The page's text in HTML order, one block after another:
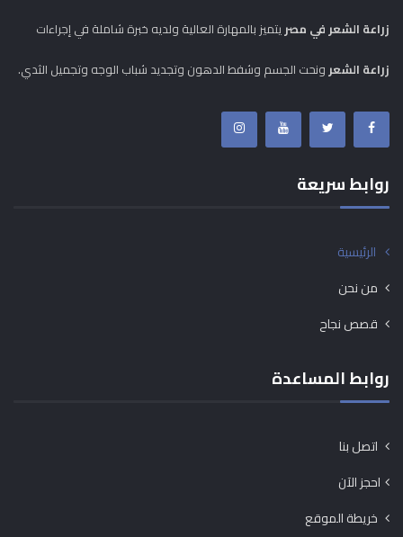
زراعة الشعر في مصر يتميز بالمهارة العالية ولديه خبرة شاملة في إجراءات
زراعة الشعر ونحت الجسم وشفط الدهون وتجديد شباب الوجه وتجميل الثدي.
روابط سريعة
الرئيسية
من نحن
قصص نجاح
روابط المساعدة
اتصل بنا
احجز الآن
خريطة الموقع